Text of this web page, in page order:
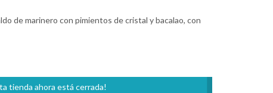
de marinero con pimientos de cristal y bacalao, con
tienda ahora está cerrada!